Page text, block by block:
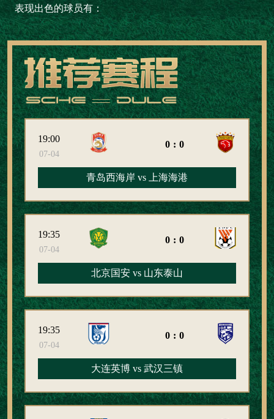
表现出色的球员有：
19:00
07-04
0:0
青岛西海岸 vs 上海海港
19:35
07-04
0:0
北京国安 vs 山东泰山
19:35
07-04
0:0
大连英博 vs 武汉三镇